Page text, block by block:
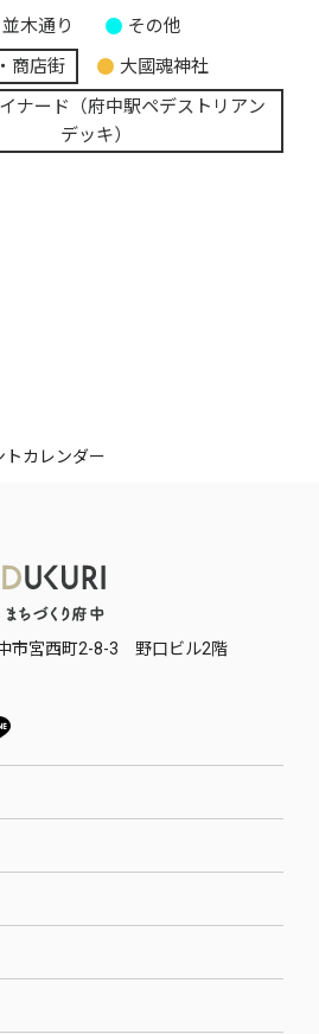
木通り
その他
商店街
大國魂神社
ナード（府中駅ペデストリアン
デッキ）
トカレンダー
市宮西町2-8-3 野口ビル2階